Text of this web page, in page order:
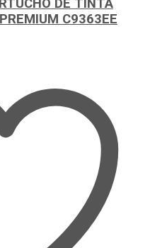
DE TINTA
C9363EE